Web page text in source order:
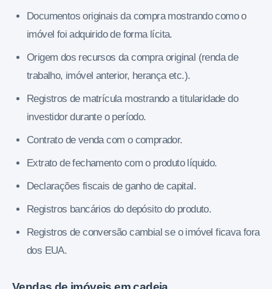
Documentos originais da compra mostrando como o
imóvel foi adquirido de forma lícita.
Origem dos recursos da compra original (renda de
trabalho, imóvel anterior, herança etc.).
Registros de matrícula mostrando a titularidade do
investidor durante o período.
Contrato de venda com o comprador.
Extrato de fechamento com o produto líquido.
Declarações fiscais de ganho de capital.
Registros bancários do depósito do produto.
Registros de conversão cambial se o imóvel ficava fora
dos EUA.